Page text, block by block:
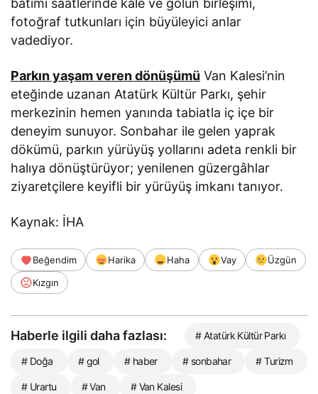
fotoğraf tutkunları için büyüleyici anlar
vadediyor.
Parkın yaşam veren dönüşümü Van Kalesi’nin
eteğinde uzanan Atatürk Kültür Parkı, şehir
merkezinin hemen yanında tabiatla iç içe bir
deneyim sunuyor. Sonbahar ile gelen yaprak
dökümü, parkın yürüyüş yollarını adeta renkli bir
halıya dönüştürüyor; yenilenen güzergâhlar
ziyaretçilere keyifli bir yürüyüş imkanı tanıyor.
Kaynak: İHA
Beğendim Harika Haha Vay
Üzgün
Kızgın
Haberle ilgili daha fazlası: # Atatürk Kültür Parkı
# Doğa # gol # haber # sonbahar # Turizm
# Urartu # Van # Van Kalesi